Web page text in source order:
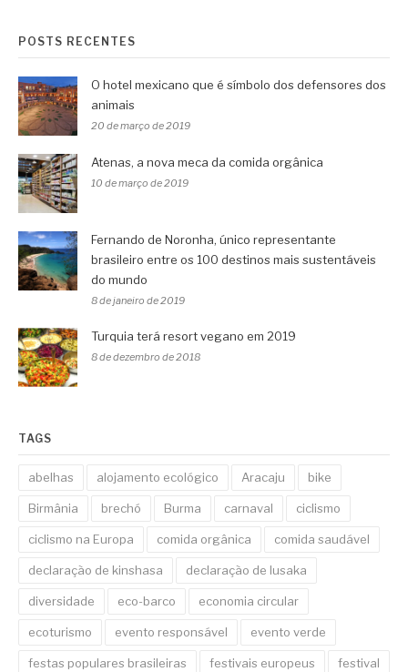
POSTS RECENTES
O hotel mexicano que é símbolo dos defensores dos
animais
20 de março de 2019
Atenas, a nova meca da comida orgânica
10 de março de 2019
Fernando de Noronha, único representante
brasileiro entre os 100 destinos mais sustentáveis
do mundo
8 de janeiro de 2019
Turquia terá resort vegano em 2019
8 de dezembro de 2018
TAGS
abelhas alojamento ecológico Aracaju bike
Birmânia brechó Burma carnaval ciclismo
ciclismo na Europa comida orgânica comida saudável
declaração de kinshasa declaração de lusaka
diversidade eco-barco economia circular
ecoturismo evento responsável evento verde
festas populares brasileiras festivais europeus festival